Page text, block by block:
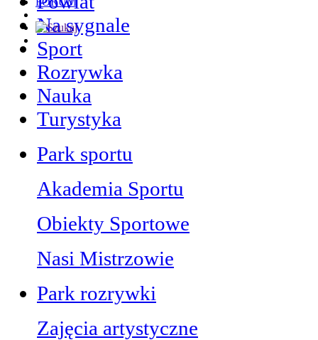
Na sygnale
Sport
Rozrywka
Nauka
Turystyka
Park sportu
Akademia Sportu
Obiekty Sportowe
Nasi Mistrzowie
Park rozrywki
Zajęcia artystyczne